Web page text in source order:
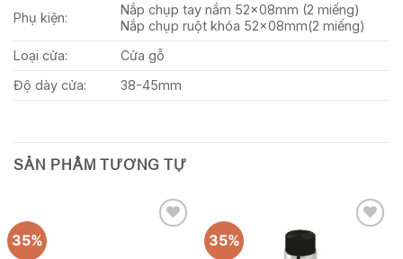
Phụ kiện:
Nắp chụp tay nắm 52x08mm (2 miếng)
Nắp chụp ruột khóa 52x08mm(2 miếng)
Loại cửa:
Cửa gỗ
Độ dày cửa:
38-45mm
SẢN PHẨM TƯƠNG TỰ
35% 35%